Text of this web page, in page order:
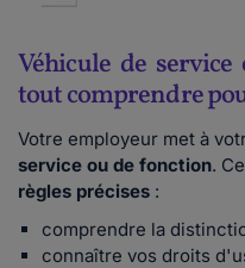
Véhicule de
tout comprendre
Votre employeur met à
service ou de fonction.
règles précises :
comprendre la
connaître vos droits